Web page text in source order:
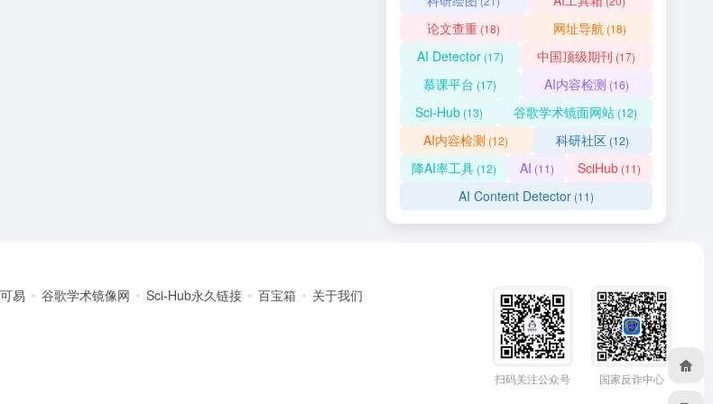
论文查重(18) 网址导航 (18)
AI Detector(17) 中国顶级期刊 (17)
慕课平台 (17) AI内容检测 (16)
Sci-Hub (13) 谷歌学术镜面网站 (12)
AI内容检测 (12) 科研社区(12)
降AI率工具 (12) AI (11) SciHub (11)
AI Content Detector (11)
易 谷歌学术镜像网 Sci-Hub永久链接 百宝箱 关于我们
扫码关注公众号 国家反诈中心